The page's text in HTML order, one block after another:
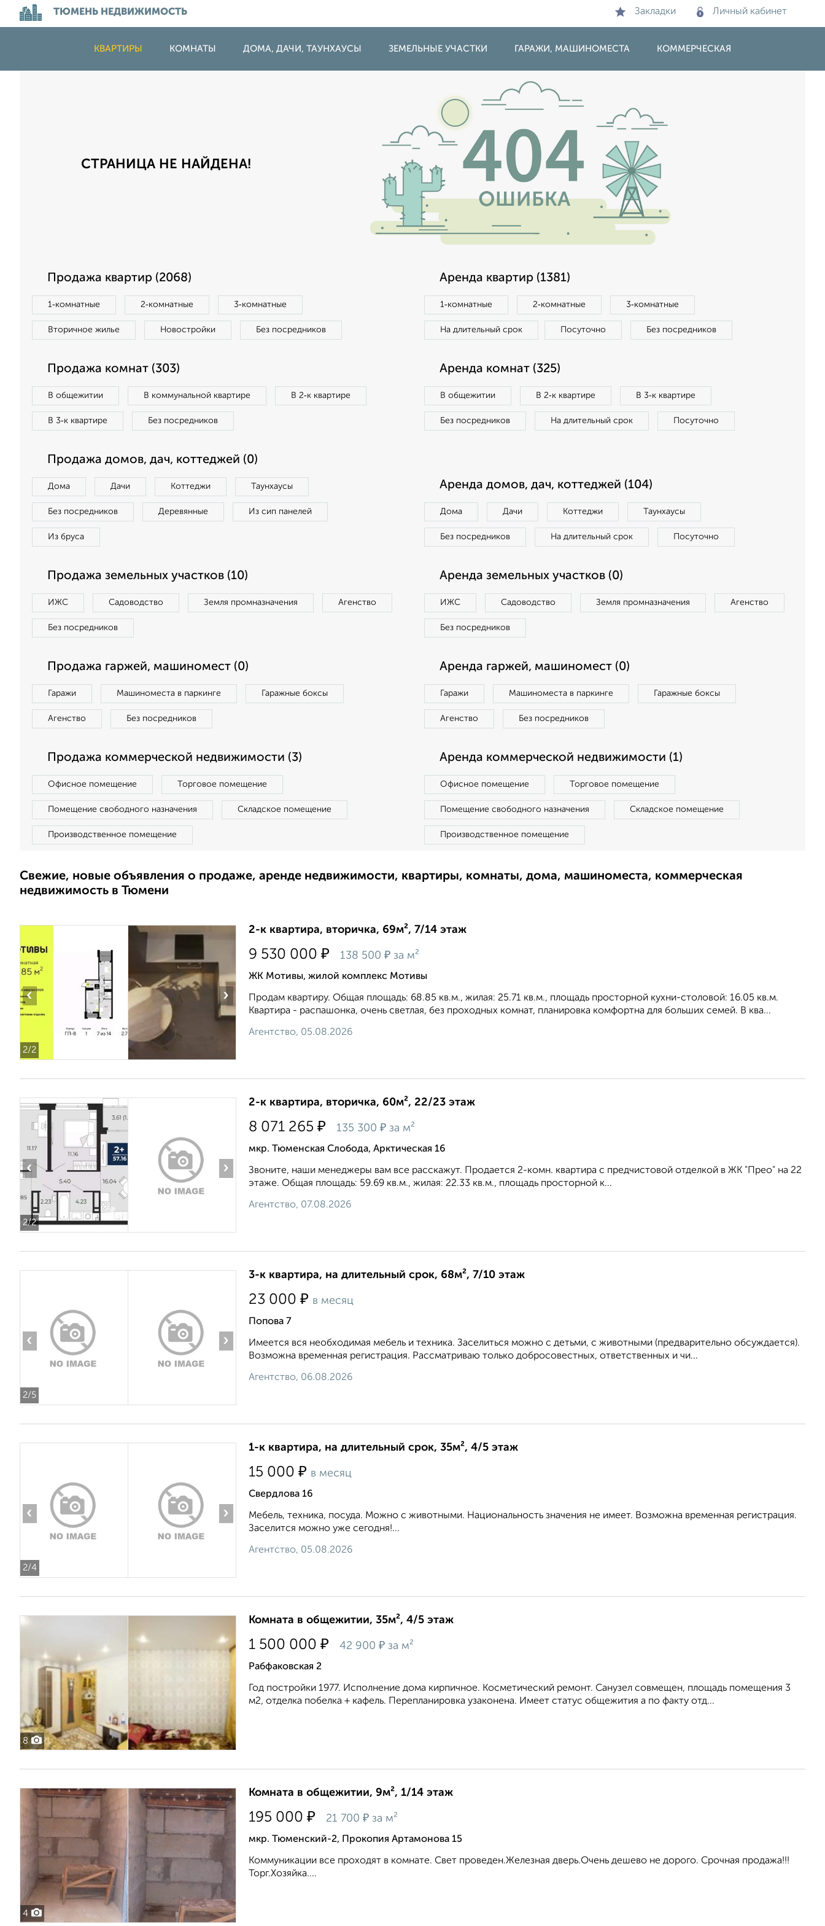
ТЮМЕНЬ НЕДВИЖИМОСТЬ Закладки Личный кабинет
КВАРТИРЫ КОМНАТЫ ДОМА, ДАЧИ, ТАУНХАУСЫ ЗЕМЕЛЬНЫЕ УЧАСТКИ ГАРАЖИ, МАШИНОМЕСТА КОММЕРЧЕСКАЯ
СТРАНИЦА НЕ НАЙДЕНА!
Продажа квартир (2068)
1‑комнатные 2‑комнатные 3‑комнатные
Вторичное жилье Новостройки Без посредников
Аренда квартир (1381)
1‑комнатные 2‑комнатные 3‑комнатные
На длительный срок Посуточно Без посредников
Продажа комнат (303)
В общежитии В коммунальной квартире В 2‑к квартире
В 3‑к квартире Без посредников
Аренда комнат (325)
В общежитии В 2‑к квартире В 3‑к квартире
Без посредников На длительный срок Посуточно
Продажа домов, дач, коттеджей (0)
Дома Дачи Коттеджи Таунхаусы
Без посредников Деревянные Из сип панелей
Из бруса
Аренда домов, дач, коттеджей (104)
Дома Дачи Коттеджи Таунхаусы
Без посредников На длительный срок Посуточно
Продажа земельных участков (10)
ИЖС Садоводство Земля промназначения Агенство
Без посредников
Аренда земельных участков (0)
ИЖС Садоводство Земля промназначения Агенство
Без посредников
Продажа гаржей, машиномест (0)
Гаражи Машиноместа в паркинге Гаражные боксы
Агенство Без посредников
Аренда гаржей, машиномест (0)
Гаражи Машиноместа в паркинге Гаражные боксы
Агенство Без посредников
Продажа коммерческой недвижимости (3)
Офисное помещение Торговое помещение
Помещение свободного назначения Складское помещение
Производственное помещение
Аренда коммерческой недвижимости (1)
Офисное помещение Торговое помещение
Помещение свободного назначения Складское помещение
Производственное помещение
Свежие, новые объявления о продаже, аренде недвижимости, квартиры, комнаты, дома, машиноместа, коммерческая
недвижимость в Тюмени
2/2
‹ ›
2-к квартира, вторичка, 69м², 7/14 этаж
9 530 000 ₽ 138 500 ₽ за м²
ЖК Мотивы, жилой комплекс Мотивы
Продам квартиру. Общая площадь: 68.85 кв.м., жилая: 25.71 кв.м., площадь просторной кухни-столовой: 16.05 кв.м.
Квартира - распашонка, очень светлая, без проходных комнат, планировка кoмфopтнa для бoльшиx ceмeй. В ква...
Агентство, 05.08.2026
2/2
‹ ›
2-к квартира, вторичка, 60м², 22/23 этаж
8 071 265 ₽ 135 300 ₽ за м²
мкр. Тюменская Слобода, Арктическая 16
Звоните, наши менеджеры вам все расскажут. Продается 2-комн. квартира с предчистовой отделкой в ЖК "Прео" на 22
этаже. Общая площадь: 59.69 кв.м., жилая: 22.33 кв.м., площадь просторной к...
Агентство, 07.08.2026
2/5
‹ ›
3-к квартира, на длительный срок, 68м², 7/10 этаж
23 000 ₽ в месяц
Попова 7
Имеется вся необходимая мебель и техника. Заселиться можно с детьми, с животными (предварительно обсуждается).
Возможна временная регистрация. Рассматриваю только добросовестных, ответственных и чи...
Агентство, 06.08.2026
2/4
‹ ›
1-к квартира, на длительный срок, 35м², 4/5 этаж
15 000 ₽ в месяц
Свердлова 16
Мебель, техника, посуда. Можно с животными. Национальность значения не имеет. Возможна временная регистрация.
Заселится можно уже сегодня!...
Агентство, 05.08.2026
8
Комната в общежитии, 35м², 4/5 этаж
1 500 000 ₽ 42 900 ₽ за м²
Рабфаковская 2
Год постройки 1977. Исполнение дома кирпичное. Косметический ремонт. Санузел совмещен, площадь помещения 3
м2, отделка побелка + кафель. Перепланировка узаконена. Имеет статус общежития а по факту отд...
4
Комната в общежитии, 9м², 1/14 этаж
195 000 ₽ 21 700 ₽ за м²
мкр. Тюменский-2, Прокопия Артамонова 15
Коммуникации все проходят в комнате. Свет проведен.Железная дверь.Очень дешево не дорого. Срочная продажа!!!
Торг.Хозяйка....